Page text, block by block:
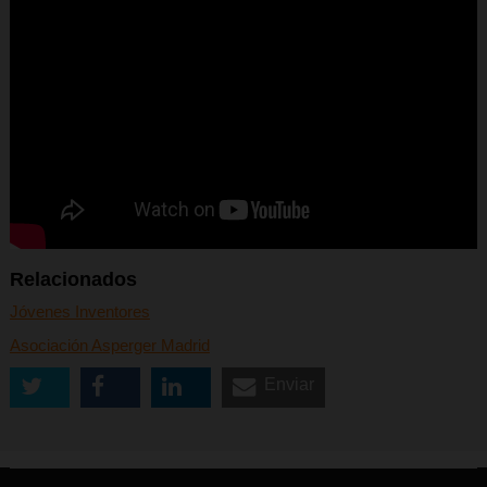
Relacionados
Jóvenes Inventores
Asociación Asperger Madrid